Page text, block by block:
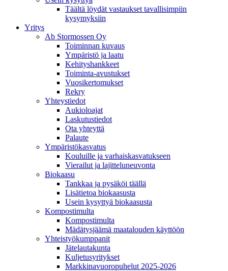
Täältä löydät vastaukset tavallisimpiin
kysymyksiin
Yritys
Ab Stormossen Oy
Toiminnan kuvaus
Ympäristö ja laatu
Kehityshankkeet
Toiminta-avustukset
Vuosikertomukset
Rekry
Yhteystiedot
Aukioloajat
Laskutustiedot
Ota yhteyttä
Palaute
Ympäristökasvatus
Kouluille ja varhaiskasvatukseen
Vierailut ja lajitteluneuvonta
Biokaasu
Tankkaa ja pysäköi täällä
Lisätietoa biokaasusta
Usein kysyttyä biokaasusta
Kompostimulta
Kompostimulta
Mädätysjäämä maatalouden käyttöön
Yhteistyökumppanit
Jätelautakunta
Kuljetusyritykset
Markkinavuoropuhelut 2025-2026